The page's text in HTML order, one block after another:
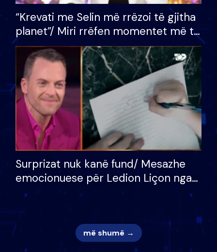
“Krevati me Selin më rrëzoi të gjitha
planet”/ Miri rrëfen momentet më të
bukura në shtëpinë e BB VIP: Do më
mungojë zilja e mëngjesit kur…
Surprizat nuk kanë fund/ Mesazhe
emocionuese për Ledion Liçon nga
nëna dhe fëmijët e tij, moderatori
më shumë →